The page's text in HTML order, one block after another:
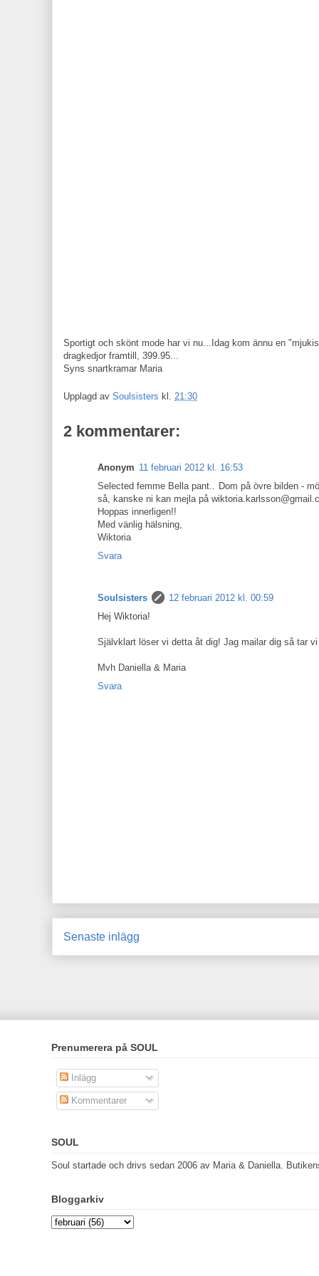
Sportigt och skönt mode har vi nu...Idag kom ännu en
dragkedjor framtill, 399.95...
Syns snartkramar Maria
Upplagd av Soulsisters kl. 21:30
2 kommentarer:
Anonym 11 februari 2012 kl. 16:53
Selected femme Bella pant.. Dom på övre bilden -
så, kanske ni kan mejla på
Hoppas innerligen!!
Med vänlig hälsning,
Wiktoria
Svara
Soulsisters
12 februari 2012 kl. 00:59
Hej Wiktoria!
Självklart löser vi detta åt dig! Jag mailar dig så tar vi
Mvh Daniella & Maria
Svara
Senaste inlägg
Prenumerera på SOUL
Inlägg
Kommentarer
SOUL
Soul startade och drivs sedan 2006 av Maria & Daniella.
Bloggarkiv